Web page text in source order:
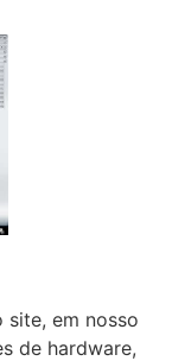
em nosso
de hardware,